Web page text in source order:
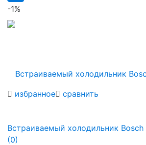
избранное сравнить
-1%
Встраиваемый холодильник Bosch
(0)